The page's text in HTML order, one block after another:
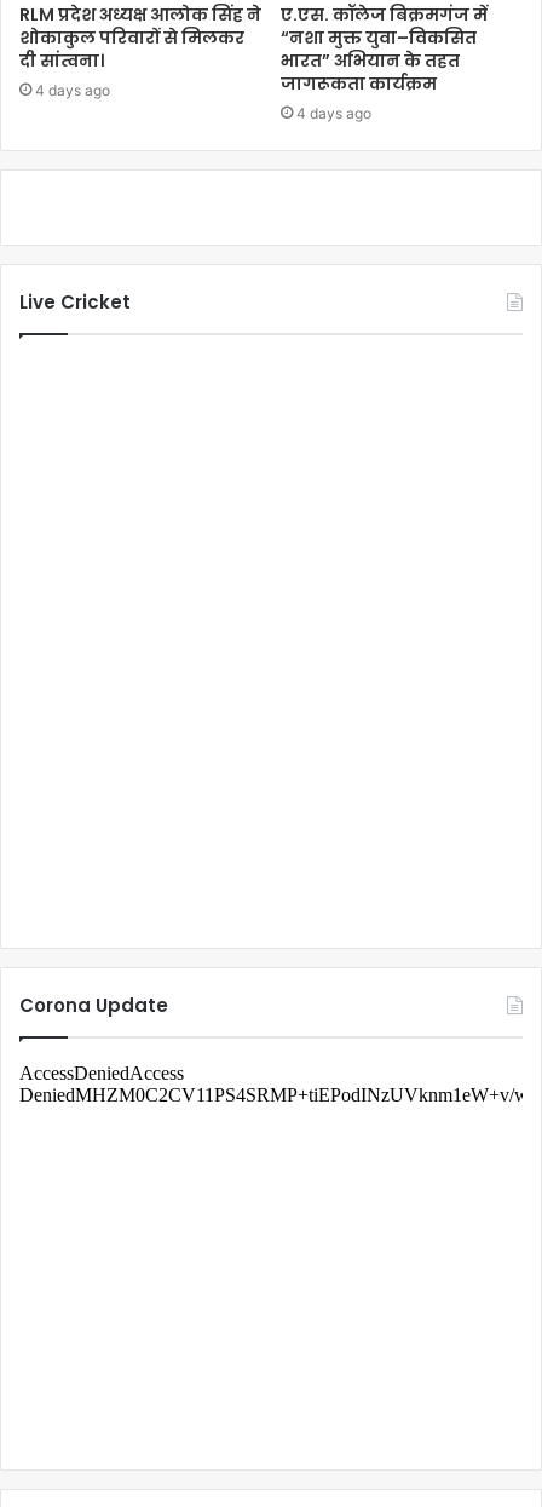
RLM प्रदेश अध्यक्ष आलोक सिंह ने
शोकाकुल परिवारों से मिलकर
दी सांत्वना।
4 days ago
ए.एस. कॉलेज बिक्रमगंज में
“नशा मुक्त युवा–विकसित
भारत” अभियान के तहत
जागरूकता कार्यक्रम
4 days ago
Live Cricket
Corona Update